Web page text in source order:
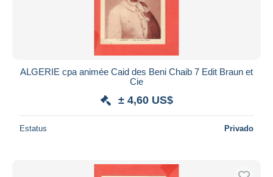
ALGERIE cpa animée Caid des Beni Chaib 7 Edit Braun et
Cie
± 4,60 US$
Estatus Privado